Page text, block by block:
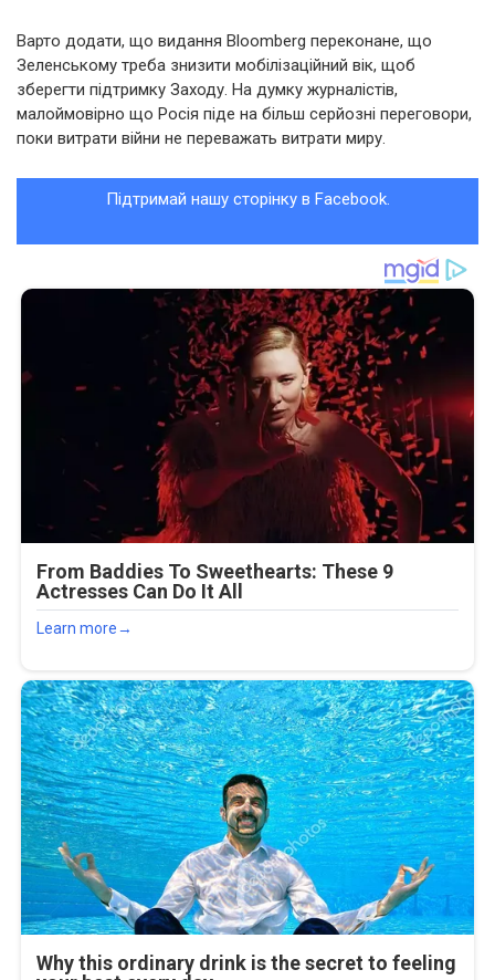
Варто додати, що видання Bloomberg переконане, що
Зеленському треба знизити мобілізаційний вік, щоб
зберегти підтримку Заходу. На думку журналістів,
малоймовірно що Росія піде на більш серйозні переговори,
поки витрати війни не переважать витрати миру.
Підтримай нашу сторінку в Facebook.